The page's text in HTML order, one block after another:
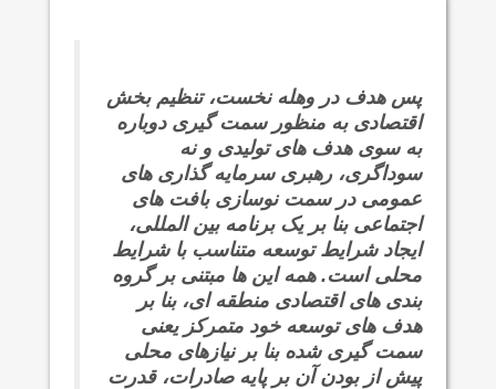
پس هدف در وهله نخست، تنظيم بخش
اقتصادی به منظور سمت گیری دوباره
به سوی هدف های تولیدی و نه
سوداگری، رهبری سرمایه گذاری های
عمومی در سمت نوسازی بافت های
اجتماعی بنا بر یک برنامه بین المللی،
ایجاد شرایط توسعه متناسب با شرایط
محلی است. همه این ها مبتنی بر گروه
بندی های اقتصادی منطقه ای، بنا بر
هدف های توسعه خود متمرکز یعنی
سمت گیری شده بنا بر نیازهای محلی
پیش از بودن آن بر پایه صادرات، قدرت